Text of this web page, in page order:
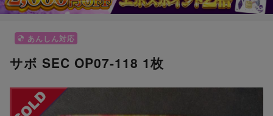
あんしん対応
サボ SEC OP07-118 1枚